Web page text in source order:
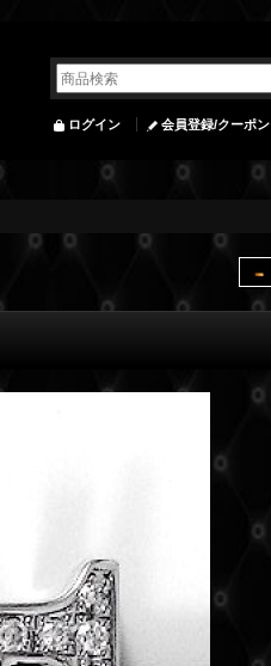
ログイン 会員登録/クーポン